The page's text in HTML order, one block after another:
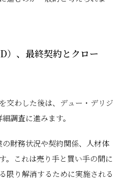
）、最終契約とクロー
交わした後は、デュー・デリジ
調査に進みます。
財務状況や契約関係、人材体
。これは売り手と買い手の間に
限り解消するために実施される